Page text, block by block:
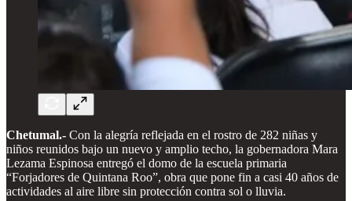
Chetumal.- Con la alegría reflejada en el rostro de 282 niñas y
niños reunidos bajo un nuevo y amplio techo, la gobernadora Mara
Lezama Espinosa entregó el domo de la escuela primaria
“Forjadores de Quintana Roo”, obra que pone fin a casi 40 años de
actividades al aire libre sin protección contra sol o lluvia.